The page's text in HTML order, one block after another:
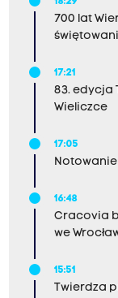
700 lat
17:21
83. edycja
Wieliczce
17:05
Notowanie
16:48
Cracovia
we
15:51
Twierdza